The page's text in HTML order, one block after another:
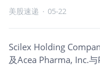
登记日为2026年6月1日
美股速递 · 05-22
Scilex Holding
及Acea Pharma, Inc.